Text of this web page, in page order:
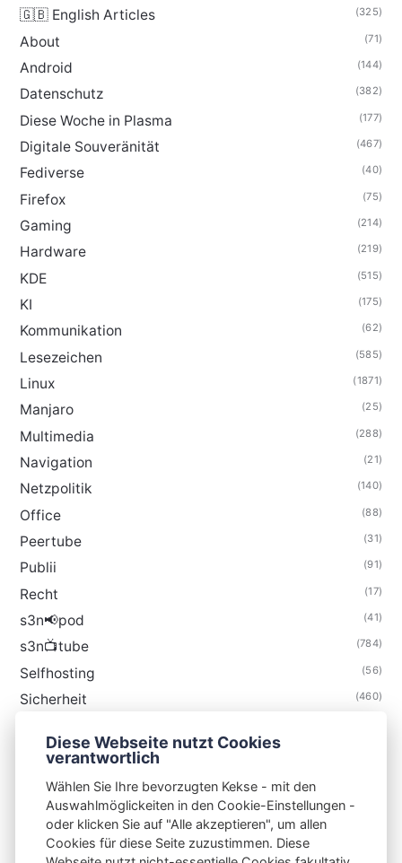
🇬🇧 English Articles (325)
About (71)
Android (144)
Datenschutz (382)
Diese Woche in Plasma (177)
Digitale Souveränität (467)
Fediverse (40)
Firefox (75)
Gaming (214)
Hardware (219)
KDE (515)
KI (175)
Kommunikation (62)
Lesezeichen (585)
Linux (1871)
Manjaro (25)
Multimedia (288)
Navigation (21)
Netzpolitik (140)
Office (88)
Peertube (31)
Publii (91)
Recht (17)
s3n📢pod (41)
s3n📺tube (784)
Selfhosting (56)
Sicherheit (460)
Thunderbird
S3N🧩NET
Diese Webseite nutzt Cookies
verantwortlich
Wählen Sie Ihre bevorzugten Kekse - mit den
Auswahlmöglickeiten in den Cookie-Einstellungen -
oder klicken Sie auf "Alle akzeptieren", um allen
Cookies für diese Seite zuzustimmen. Diese